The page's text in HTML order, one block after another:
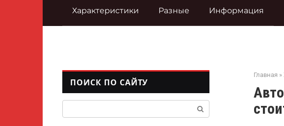
Характеристики Разные Информация
Главная »
ПОИСК ПО САЙТУ